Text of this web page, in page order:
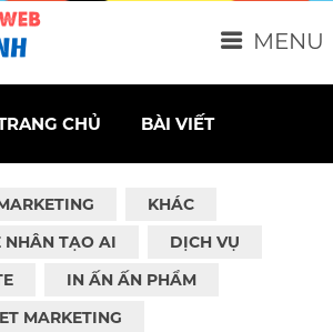
CHỦ BÀI VIẾT
KHÁC
NHÂN TẠO AI
DỊCH VỤ
IN ẤN ẤN PHẨM
MARKETING
MENU